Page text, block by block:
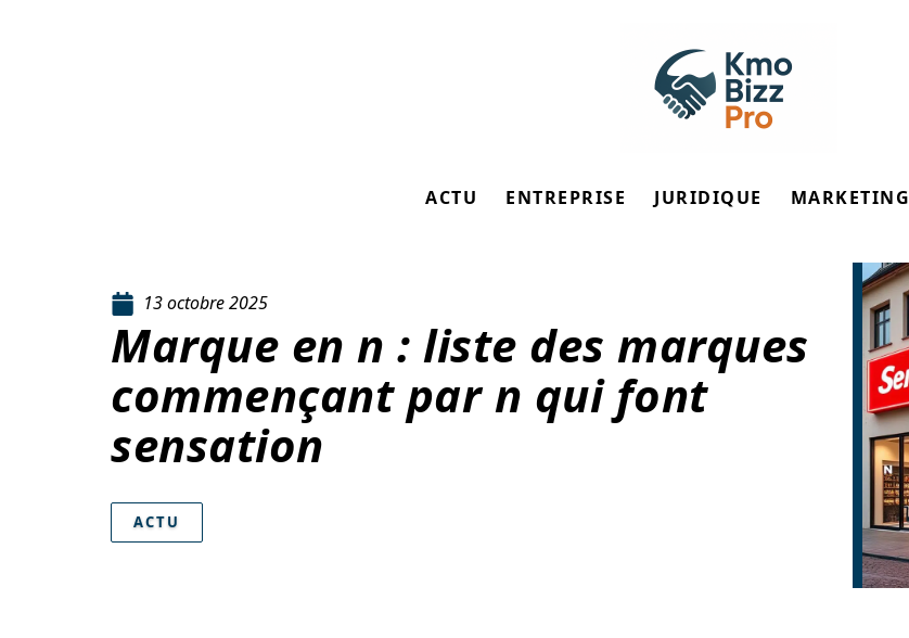
ACTU ENTREPRISE JURIDIQUE MARKETING
13 octobre 2025
Marque en n : liste des marques
commençant par n qui font
sensation
ACTU